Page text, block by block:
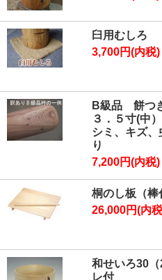
臼用むしろ
3,700円(内税)
B級品 餅つ
３．５寸(
シミ、キズ
り
7,200円(内税)
桐のし板（
26,000円(内
和せいろ30
レ付